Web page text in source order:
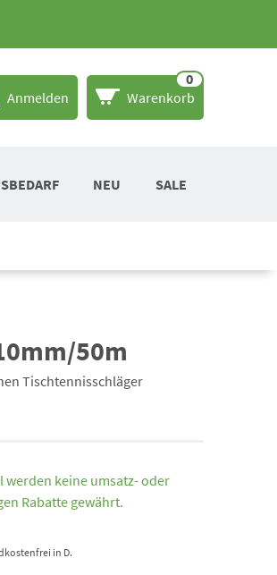
Anmelden Warenkorb
0
NEU SALE
50m
Tischtennisschläger
werden keine umsatz- oder
Rabatte gewährt.
in D.